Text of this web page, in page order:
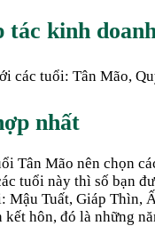
tác kinh
các tuổi: Tân Mão,
nhất
Tân Mão nên chọn
tuổi này thì số bạn
Tuất, Giáp Thìn,
hôn, đó là những